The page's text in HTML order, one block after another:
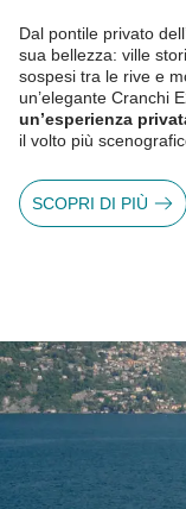
Dal pontile privato
sua bellezza: ville
sospesi tra le rive e
un’elegante Cranchi
un’esperienza
il volto più
SCOPRI DI PIÙ